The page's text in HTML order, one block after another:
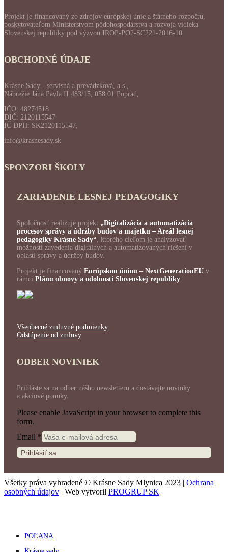
Projekt je financovaný zo zdrojov európskej únie a štátneho rozpočtu,
poskytovateľom Ministerstvom pôdohospodárstva a rozvoja vidieka
Slovenskej republiky pod výzvou IROP-PO2-SC221-2016-10
OBCHODNÉ ÚDAJE
Krásne Sady - servisná a prevádzková, a.s.,
Nábrežie Jána Pavla II 483/15, 058 01 Poprad,
IČO: 48274518
DIČ: 2120115547
IČ DPH: SK2120115547,
info@krasnesady.sk
SPONZORI ŠKOLY
ZARIADENIE LESNEJ PEDAGOGIKY
Spoločnosť realizuje projekt „Digitalizácia a automatizácia
procesov správy a údržby budov a majetku – Areál lesnej
pedagogiky Krásne Sady“, ktorého cieľom je analyzovať
možnosti zavedenia digitálnych a automatizovaných riešení v
oblasti správy a údržby budov.
Projekt je financovaný Európskou úniou – NextGenerationEU v
rámci Plánu obnovy a odolnosti Slovenskej republiky.
Všeobecné zmluvné podmienky
Odstúpenie od zmluvy
ODBER NOVINIEK
Prihláste sa na odber nášho newsletteru a dostávajte novinky
a akciové ponuky.
Please enable JavaScript in your browser to complete this
form.
Email *
Prihlásiť sa
Všetky práva vyhradené © Krásne Sady Mlynica 2023 | Ochrana
osobných údajov | Web vytvoril PROGRUP SK
POĽANA